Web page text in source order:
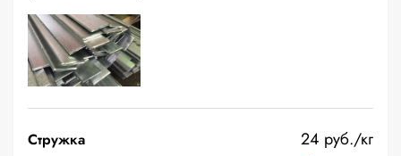
Стружка 24 руб./кг